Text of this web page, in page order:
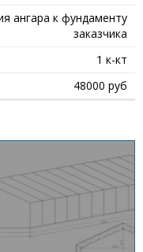
ангара к фундаменту
заказчика
1 к-кт
48000 руб